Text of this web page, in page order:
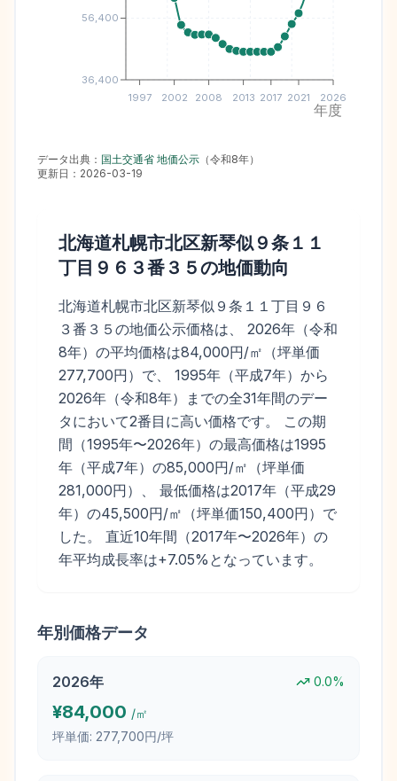
1997 2002 2008 2013 2017 2021 2026
年度
36,400
56,400
データ出典： 国土交通省 地価公示 （令和8年）
更新日： 2026-03-19
北海道札幌市北区新琴似９条１１
丁目９６３番３５の地価動向
北海道札幌市北区新琴似９条１１丁目９６
３番３５の地価公示価格は、 2026年（令和
8年）の平均価格は84,000円/㎡（坪単価
277,700円）で、 1995年（平成7年）から
2026年（令和8年）までの全31年間のデー
タにおいて2番目に高い価格です。 この期
間（1995年〜2026年）の最高価格は1995
年（平成7年）の85,000円/㎡（坪単価
281,000円）、 最低価格は2017年（平成29
年）の45,500円/㎡（坪単価150,400円）で
した。 直近10年間（2017年〜2026年）の
年平均成長率は+7.05%となっています。
年別価格データ
2026年 0.0%
¥84,000 /㎡
坪単価: 277,700円/坪